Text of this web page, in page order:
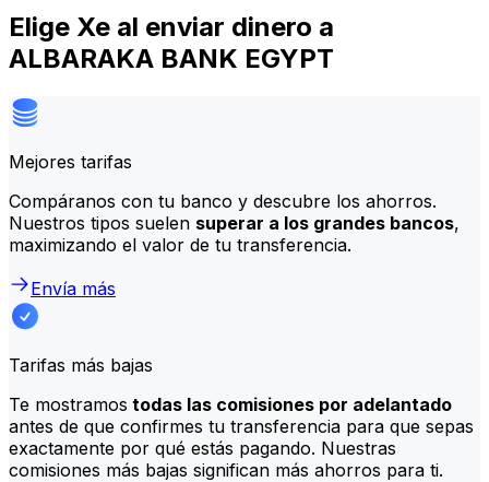
Elige Xe al enviar dinero a
ALBARAKA BANK EGYPT
Mejores tarifas
Compáranos con tu banco y descubre los ahorros.
Nuestros tipos suelen superar a los grandes bancos,
maximizando el valor de tu transferencia.
Envía más
Tarifas más bajas
Te mostramos todas las comisiones por adelantado
antes de que confirmes tu transferencia para que sepas
exactamente por qué estás pagando. Nuestras
comisiones más bajas significan más ahorros para ti.